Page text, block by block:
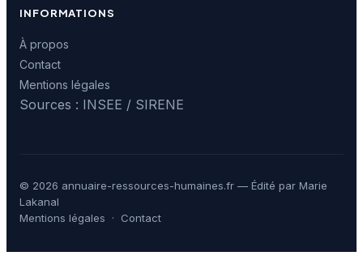
INFORMATIONS
À propos
Contact
Mentions légales
Sources : INSEE / SIRENE
© 2026 annuaire-ressources-humaines.fr — Édité par Marie
Lakanal
Mentions légales · Contact